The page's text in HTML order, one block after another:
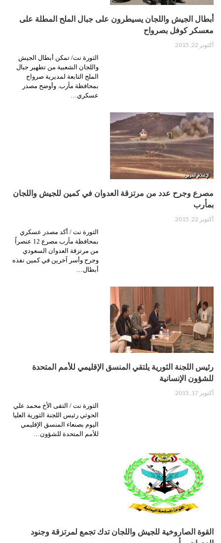
أبطال الجيش واللجان يسيطرون على جبال الملح المطلة على
معسكر كوفل بصرواح
أكتوبر 22, 2015
الثورة نت/ تمكن أبطال الجيش
واللجان الشعبية من تطهير جبال
الملح التابعة لمديرية صرواح
بمحافظة مأرب. وأوضح مصدر
عسكري…
مصرع وجرح عدد من مرتزقة العدوان في كمين للجيش واللجان
بمأرب
أكتوبر 22, 2015
الثورة نت / أكد مصدر عسكري
بمحافظة مأرب مصرع 12 عنصراً
من مرتزقة العدوان السعودي
وجرح وأسر آخرين في كمين نفذه
أبطال…
رئيس اللجنة الثورية يلتقي المنسق الإقليمي للأمم المتحدة
للشؤون الإنسانية
أكتوبر 17, 2015
الثورة نت / التقى الأخ محمد علي
الحوثي رئيس اللجنة الثورية العليا
اليوم بصنعاء المنسق الإقليمي
للأمم المتحدة للشؤون…
القوة الصاروخية للجيش واللجان تدك تجمع لمرتزقة وجنود